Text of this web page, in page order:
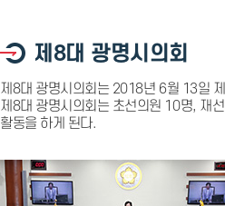
제8대 광명시의회
제8대 광명시의회는 2018년 6월 13일
제8대 광명시의회는 초선의원 10명, 재
활동을 하게 된다.